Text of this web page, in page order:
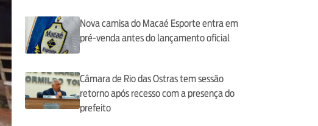
Nova camisa do Macaé Esporte entra em
pré-venda antes do lançamento oficial
Câmara de Rio das Ostras tem sessão
retorno após recesso com a presença do
prefeito